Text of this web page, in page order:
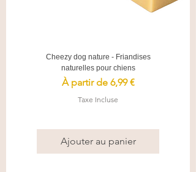
Cheezy dog nature - Friandises
naturelles pour chiens
À partir de 6,99 €
Prix promotionnel
Taxe Incluse
Ajouter au panier